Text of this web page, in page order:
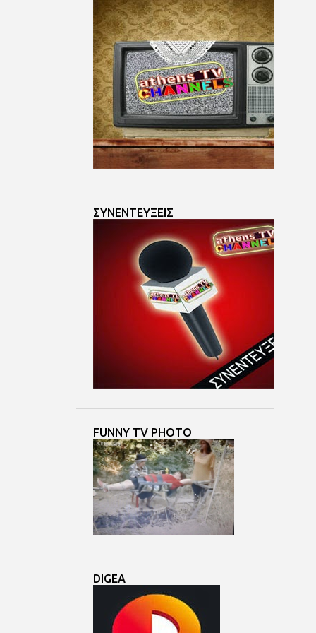
Ιουν 06
9
Ιουν 05
4
Ιουν 04
7
Ιουν 03
4
Ιουν 02
3
Ιουν 01
5
3
Μαΐ 28
3
4
3
7
Μαΐ 19
Μαΐ 18
Μαΐ 17
Μαΐ 16
Μαΐ 12
ΣΥΝΕΝΤΕΥΞΕΙΣ
FUNNY TV PHOTO
DIGEA